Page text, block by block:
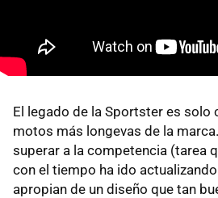
El legado de la Sportster es solo
motos más longevas de la
superar a la competencia (tarea
con el tiempo ha ido
apropian de un diseño que tan